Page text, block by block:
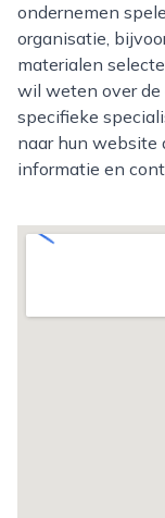
ondernemen
organisatie,
materialen
wil weten over de
specifieke
naar hun website
informatie en